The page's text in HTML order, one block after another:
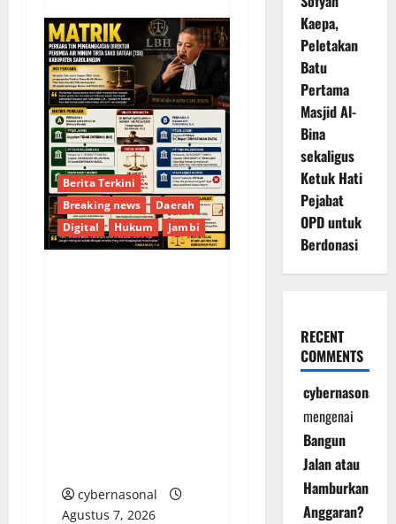
Berita Terkini
Breaking news
Daerah
Digital
Hukum Jambi
cybernasonal
Agustus 7, 2026
Kaepa,
Peletakan
Batu
Pertama
Masjid Al-
Bina
sekaligus
Ketuk Hati
Pejabat
OPD untuk
Berdonasi
RECENT
COMMENTS
cybernasonal
mengenai
Bangun
Jalan atau
Hamburkan
Anggaran?